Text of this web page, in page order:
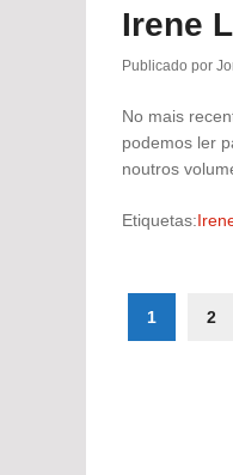
Irene
Publicado por
No mais
podemos ler
noutros
Etiquetas:
1 2